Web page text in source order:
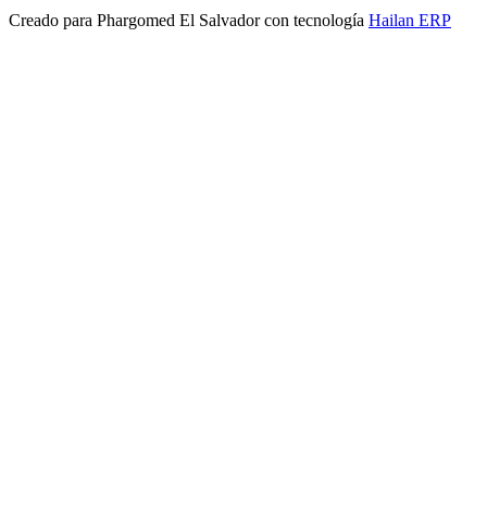
Creado para Phargomed El Salvadorcon tecnología Hailan ERP